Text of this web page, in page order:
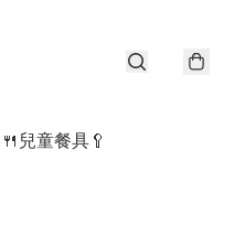
🍴兒童餐具🥄